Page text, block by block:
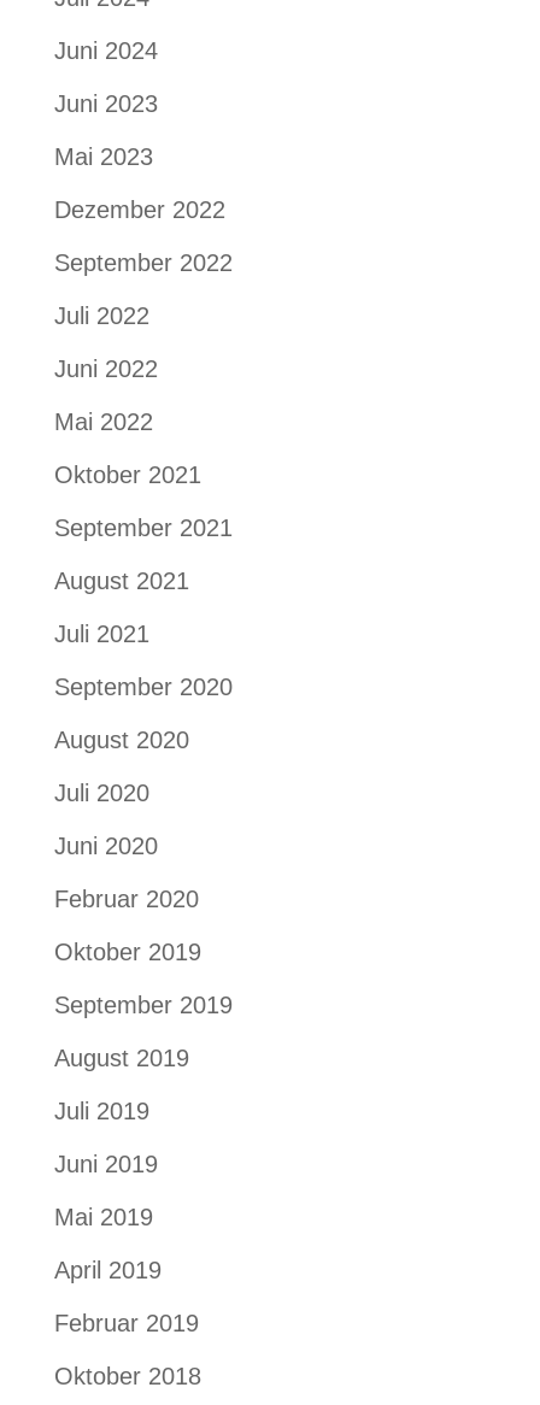
Juni 2024
Juni 2023
Mai 2023
Dezember 2022
September 2022
Juli 2022
Juni 2022
Mai 2022
Oktober 2021
September 2021
August 2021
Juli 2021
September 2020
August 2020
Juli 2020
Juni 2020
Februar 2020
Oktober 2019
September 2019
August 2019
Juli 2019
Juni 2019
Mai 2019
April 2019
Februar 2019
Oktober 2018